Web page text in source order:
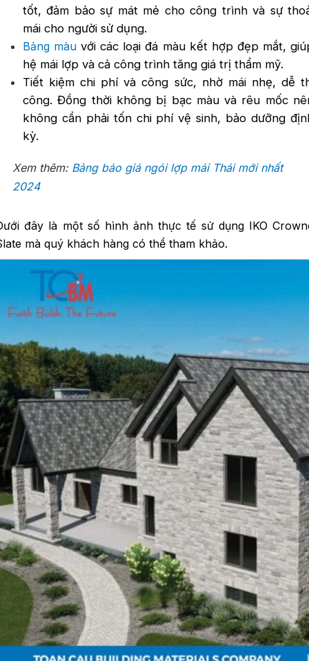
tốt, đảm bảo sự mát mẻ cho công trình và sự
mái cho người sử dụng.
Bảng màu với các loại đá màu kết hợp đẹp mắt,
hệ mái lợp và cả công trình tăng giá trị thẩm mỹ.
Tiết kiệm chi phí và công sức, nhờ mái nhẹ, dễ
công. Đồng thời không bị bạc màu và rêu mốc
không cần phải tốn chi phí vệ sinh, bảo dưỡng
kỳ.
Xem thêm: Bảng báo giá ngói lợp mái Thái mới nhất
2024
đây là một số hình ảnh thực tế sử dụng IKO
mà quý khách hàng có thể tham khảo.